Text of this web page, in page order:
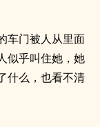
车门被人从里面
似乎叫住她，她
什么，也看不清